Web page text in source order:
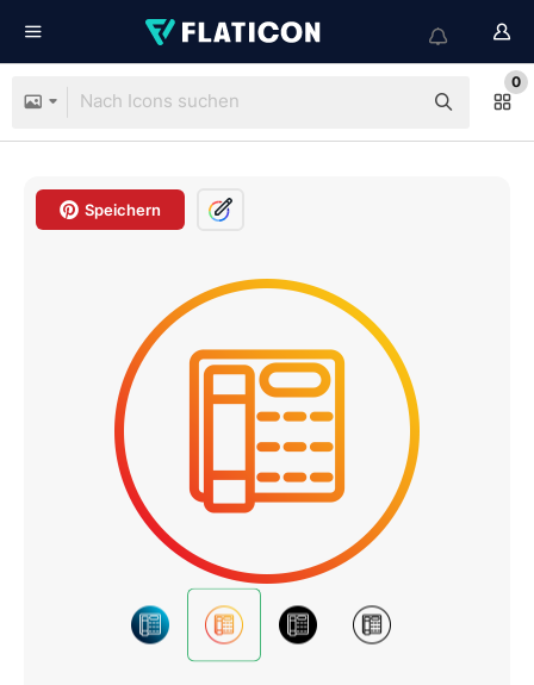
0
Speichern